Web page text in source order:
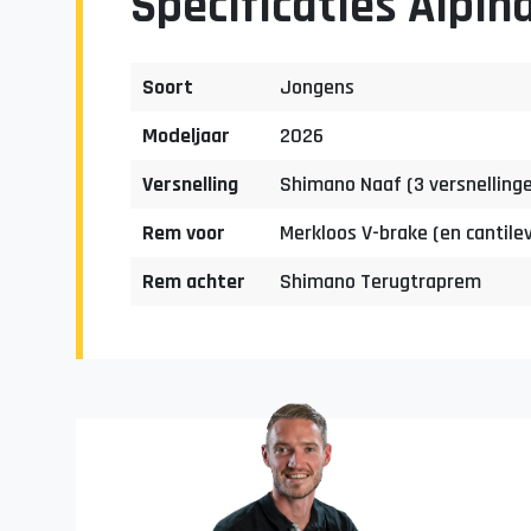
Soort
Jongens
Modeljaar
2026
Versnelling
Shimano Naaf (3
Rem voor
Merkloos V-brake (en
Rem achter
Shimano Terugtraprem